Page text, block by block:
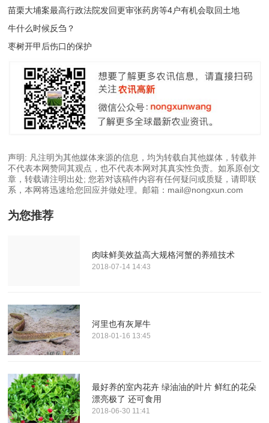
苗栗大埔案最高行政法院发回更审张药房等4户有机会取回土地
牛什么时候反刍？
枣树开甲后伤口的保护
声明: 凡注明为其他媒体来源的信息，均为转载自其他媒体，转载并
不代表本网赞同其观点，也不代表本网对其真实性负责。如系原创文
章，转载请注明出处; 您若对该稿件内容有任何疑问或质疑，请即联
系，本网将迅速给您回应并做处理。邮箱：mail@nongxun.com
为您推荐
肉味鲜美效益高大规格河蟹的养殖技术
2018-07-14 14:43
河里也有灰犀牛
2018-01-16 13:45
最好养的室内花卉 绿油油的叶片 鲜红的花朵
漂亮极了 还可食用
2018-06-30 11:41